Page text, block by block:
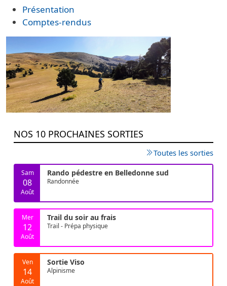
Présentation
Comptes-rendus
NOS 10 PROCHAINES SORTIES
Toutes les sorties
Sam
08
Août
Rando pédestre en Belledonne sud
Randonnée
Mer
12
Août
Trail du soir au frais
Trail - Prépa physique
Ven
14
Août
Sortie Viso
Alpinisme